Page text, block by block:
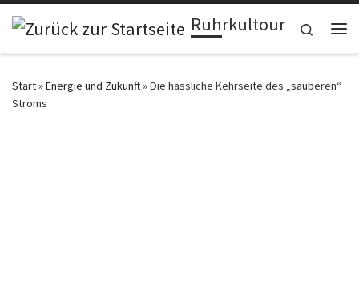
Zum Inhalt springen Ruhrkultour
Search
Start»Energie und Zukunft»Die hässliche Kehrseite des „sauberen“
Stroms